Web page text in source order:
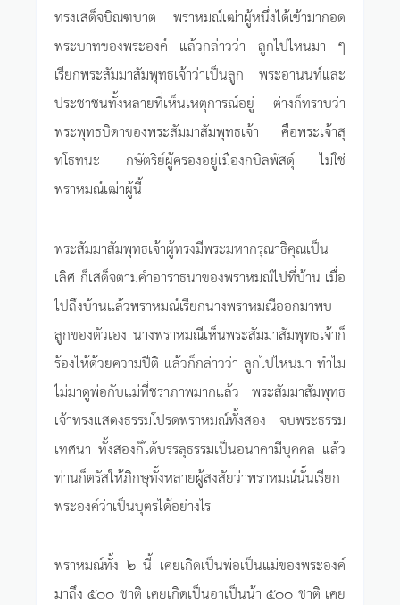
ทรงเสด็จบิณฑบาต พราหมณ์เฒ่าผู้หนึ่งได้เข้ามากอด
พระบาทของพระองค์ แล้วกล่าวว่า ลูกไปไหนมา ๆ
เรียกพระสัมมาสัมพุทธเจ้าว่าเป็นลูก พระอานนท์และ
ประชาชนทั้งหลายที่เห็นเหตุการณ์อยู่ ต่างก็ทราบว่า
พระพุทธบิดาของพระสัมมาสัมพุทธเจ้า คือพระเจ้าสุ
ทโธทนะ กษัตริย์ผู้ครองอยู่เมืองกบิลพัสดุ์ ไม่ใช่
พราหมณ์เฒ่าผู้นี้
พระสัมมาสัมพุทธเจ้าผู้ทรงมีพระมหากรุณาธิคุณเป็น
เลิศ ก็เสด็จตามคำอาราธนาของพราหมณ์ไปที่บ้าน เมื่อ
ไปถึงบ้านแล้วพราหมณ์เรียกนางพราหมณีออกมาพบ
ลูกของตัวเอง นางพราหมณีเห็นพระสัมมาสัมพุทธเจ้าก็
ร้องไห้ด้วยความปีติ แล้วก็กล่าวว่า ลูกไปไหนมา ทำไม
ไม่มาดูพ่อกับแม่ที่ชราภาพมากแล้ว พระสัมมาสัมพุทธ
เจ้าทรงแสดงธรรมโปรดพราหมณ์ทั้งสอง จบพระธรรม
เทศนา ทั้งสองก็ได้บรรลุธรรมเป็นอนาคามีบุคคล แล้ว
ท่านก็ตรัสให้ภิกษุทั้งหลายผู้สงสัยว่าพราหมณ์นั้นเรียก
พระองค์ว่าเป็นบุตรได้อย่างไร
พราหมณ์ทั้ง ๒ นี้ เคยเกิดเป็นพ่อเป็นแม่ของพระองค์
มาถึง ๕๐๐ ชาติ เคยเกิดเป็นอาเป็นน้า ๕๐๐ ชาติ เคย